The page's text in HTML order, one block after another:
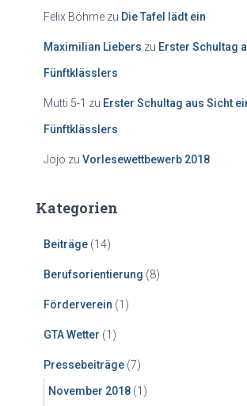
Felix Böhme zu Die Tafel lädt ein
Maximilian Liebers zu Erster Schultag
Fünftklässlers
Mutti 5-1 zu Erster Schultag aus Sicht
Fünftklässlers
Jojo zu Vorlesewettbewerb 2018
Kategorien
Beiträge (14)
Berufsorientierung (8)
Förderverein (1)
GTA Wetter (1)
Pressebeiträge (7)
November 2018 (1)